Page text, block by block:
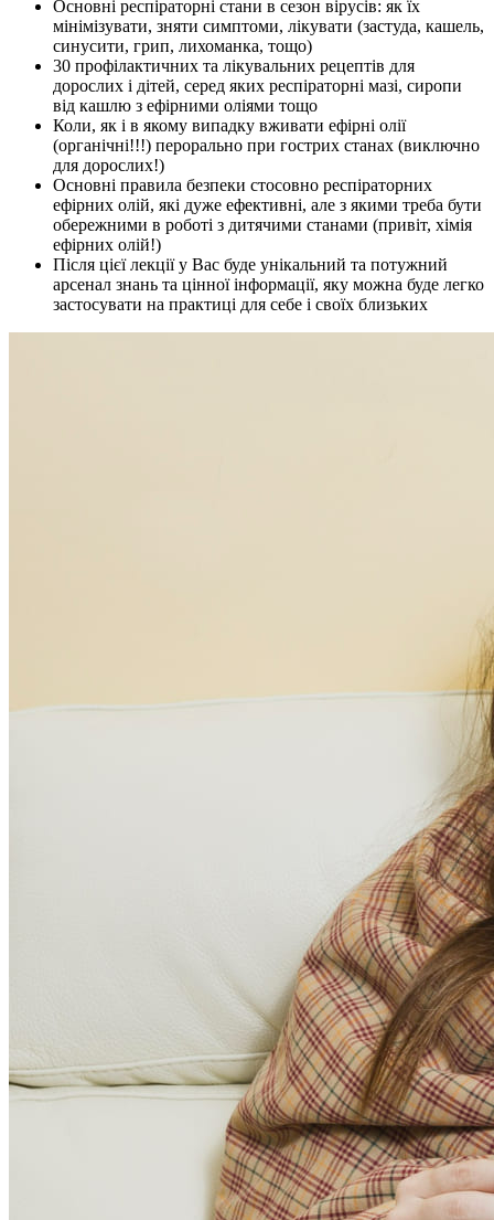
Основні респіраторні стани в сезон вірусів: як їх
мінімізувати, зняти симптоми, лікувати (застуда, кашель,
синусити, грип, лихоманка, тощо)
30 профілактичних та лікувальних рецептів для
дорослих і дітей, серед яких респіраторні мазі, сиропи
від кашлю з ефірними оліями тощо
Коли, як і в якому випадку вживати ефірні олії
(органічні!!!) перорально при гострих станах (виключно
для дорослих!)
Основні правила безпеки стосовно респіраторних
ефірних олій, які дуже ефективні, але з якими треба бути
обережними в роботі з дитячими станами (привіт, хімія
ефірних олій!)
Після цієї лекції у Вас буде унікальний та потужний
арсенал знань та цінної інформації, яку можна буде легко
застосувати на практиці для себе і своїх близьких